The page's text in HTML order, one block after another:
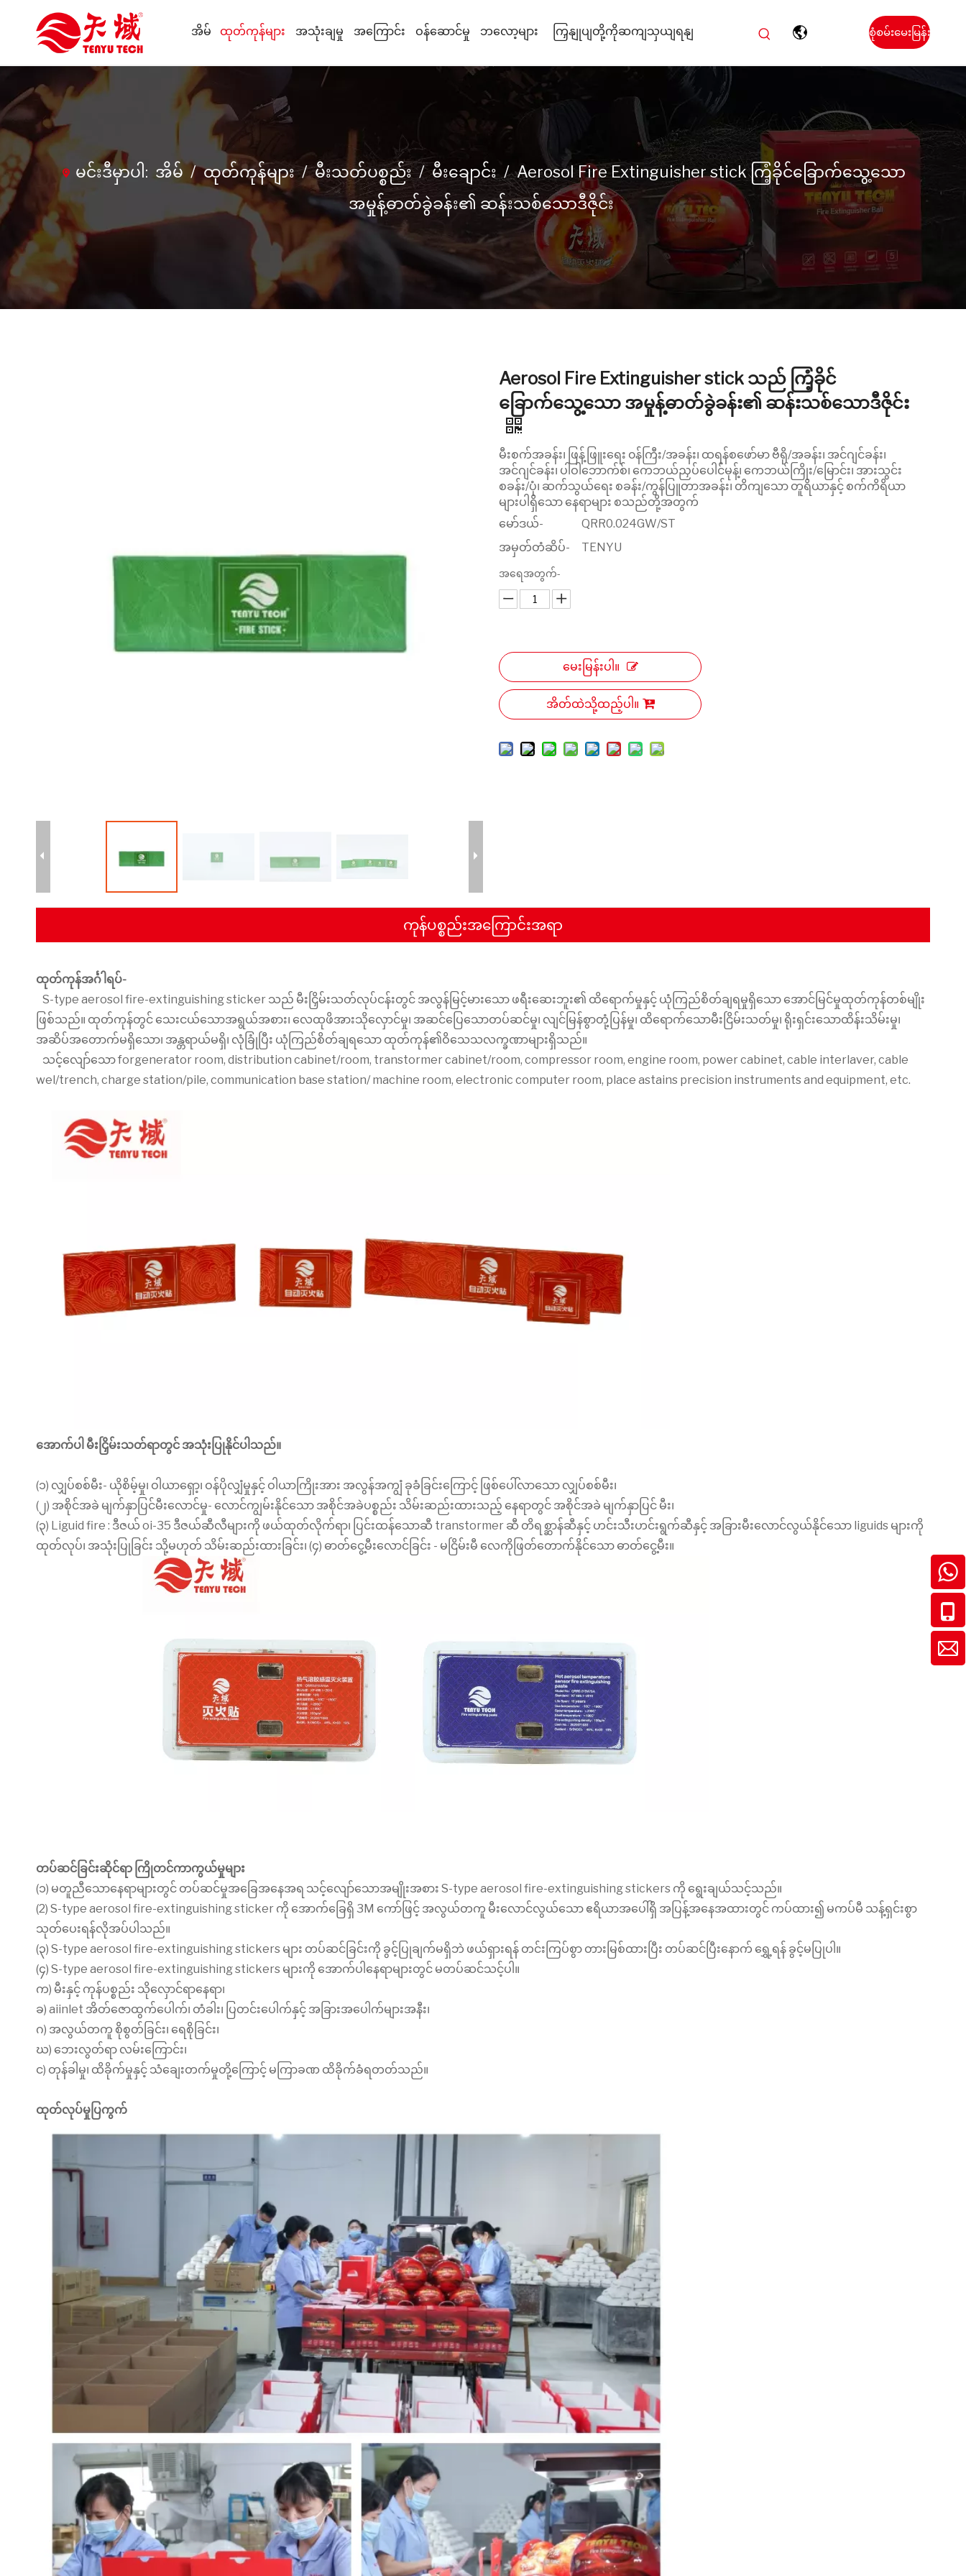
အိမ် ထုတ်ကုန်များ အသုံးချမှု အကြောင်း ဝန်ဆောင်မှု ဘလော့များ ကြှနျုပျတို့ကိုဆကျသှယျရနျ စုံစမ်းမေးမြန်း
မှုတစ်ခု
မင်းဒီမှာပါ: အိမ် /ထုတ်ကုန်များ /မီးသတ်ပစ္စည်း /မီးချောင်း /Aerosol Fire Extinguisher stick ကြံ့ခိုင်ခြောက်သွေ့သော
အမှုန့်ဓာတ်ခွဲခန်း၏ ဆန်းသစ်သောဒီဇိုင်း
Aerosol Fire Extinguisher stick သည် ကြံ့ခိုင်
ခြောက်သွေ့သော အမှုန့်ဓာတ်ခွဲခန်း၏ ဆန်းသစ်သောဒီဇိုင်း
မီးစက်အခန်း၊ ဖြန့်ဖြူးရေး ၀န်ကြီး/အခန်း၊ ထရန်စဖော်မာ ဗီရို/အခန်း၊ အင်ဂျင်ခန်း၊
အင်ဂျင်ခန်း၊ ပါဝါဘောက်စ်၊ ကေဘယ်ညှပ်ပေါင်မုန့်၊ ကေဘယ်ကြိုး/မြောင်း၊ အားသွင်း
စခန်း/ပုံ၊ ဆက်သွယ်ရေး စခန်း/ကွန်ပြူတာအခန်း၊ တိကျသော တူရိယာနှင့် စက်ကိရိယာ
များပါရှိသော နေရာများ စသည်တို့အတွက်
မော်ဒယ်-
QRR0.024GW/ST
အမှတ်တံဆိပ်-
TENYU
အရေအတွက်-
မေးမြန်းပါ။
အိတ်ထဲသို့ထည့်ပါ။
ကုန်ပစ္စည်းအကြောင်းအရာ
ထုတ်ကုန်အင်္ဂါရပ်-
S-type aerosol fire-extinguishing sticker သည် မီးငြှိမ်းသတ်လုပ်ငန်းတွင် အလွန်မြင့်မားသော ဖရီးဆေးဘူး၏ ထိရောက်မှုနှင့် ယုံကြည်စိတ်ချရမှုရှိသော အောင်မြင်မှုထုတ်ကုန်တစ်မျိုး
ဖြစ်သည်။ ထုတ်ကုန်တွင် သေးငယ်သောအရွယ်အစား၊ လေထုဖိအားသိုလှောင်မှု၊ အဆင်ပြေသောတပ်ဆင်မှု၊ လျင်မြန်စွာတုံ့ပြန်မှု၊ ထိရောက်သောမီးငြိမ်းသတ်မှု၊ ရိုးရှင်းသောထိန်းသိမ်းမှု၊
အဆိပ်အတောက်မရှိသော၊ အန္တရာယ်မရှိ၊ လုံခြုံပြီး ယုံကြည်စိတ်ချရသော ထုတ်ကုန်၏ဝိသေသလက္ခဏာများရှိသည်။
သင့်လျော်သော forgenerator room, distribution cabinet/room, transtormer cabinet/room, compressor room, engine room, power cabinet, cable interlaver, cable
wel/trench, charge station/pile, communication base station/ machine room, electronic computer room, place astains precision instruments and equipment, etc.
အောက်ပါ မီးငြှိမ်းသတ်ရာတွင် အသုံးပြုနိုင်ပါသည်။
(၁) လျှပ်စစ်မီး- ယိုစိမ့်မှု၊ ဝါယာရှော့၊ ဝန်ပိုလျှံမှုနှင့် ဝါယာကြိုးအား အလွန်အကျွံ ခုခံခြင်းကြောင့် ဖြစ်ပေါ်လာသော လျှပ်စစ်မီး၊
(၂) အစိုင်အခဲ မျက်နှာပြင်မီးလောင်မှု- လောင်ကျွမ်းနိုင်သော အစိုင်အခဲပစ္စည်း သိမ်းဆည်းထားသည့် နေရာတွင် အစိုင်အခဲ မျက်နှာပြင် မီး၊
(၃) Liguid fire : ဒီဇယ် oi-35 ဒီဇယ်ဆီလီများကို ဖယ်ထုတ်လိုက်ရာ၊ ပြင်းထန်သောဆီ transtormer ဆီ တိရစ္ဆာန်ဆီနှင့် ဟင်းသီးဟင်းရွက်ဆီနှင့် အခြားမီးလောင်လွယ်နိုင်သော liguids များကို
ထုတ်လုပ်၊ အသုံးပြုခြင်း သို့မဟုတ် သိမ်းဆည်းထားခြင်း၊ (၄) ဓာတ်ငွေ့မီးလောင်ခြင်း - မငြိမ်းမီ လေကိုဖြတ်တောက်နိုင်သော ဓာတ်ငွေ့မီး။
တပ်ဆင်ခြင်းဆိုင်ရာ ကြိုတင်ကာကွယ်မှုများ
(၁) မတူညီသောနေရာများတွင် တပ်ဆင်မှုအခြေအနေအရ သင့်လျော်သောအမျိုးအစား S-type aerosol fire-extinguishing stickers ကို ရွေးချယ်သင့်သည်။
(2) S-type aerosol fire-extinguishing sticker ကို အောက်ခြေရှိ 3M ကော်ဖြင့် အလွယ်တကူ မီးလောင်လွယ်သော ဧရိယာအပေါ်ရှိ အပြန့်အနေအထားတွင် ကပ်ထား၍ မကပ်မီ သန့်ရှင်းစွာ
သုတ်ပေးရန်လိုအပ်ပါသည်။
(၃) S-type aerosol fire-extinguishing stickers များ တပ်ဆင်ခြင်းကို ခွင့်ပြုချက်မရှိဘဲ ဖယ်ရှားရန် တင်းကြပ်စွာ တားမြစ်ထားပြီး တပ်ဆင်ပြီးနောက် ရွှေ့ရန် ခွင့်မပြုပါ။
(၄) S-type aerosol fire-extinguishing stickers များကို အောက်ပါနေရာများတွင် မတပ်ဆင်သင့်ပါ။
က) မီးနှင့် ကုန်ပစ္စည်း သိုလှောင်ရာနေရာ၊
ခ) aiinlet အိတ်ဇောထွက်ပေါက်၊ တံခါး၊ ပြတင်းပေါက်နှင့် အခြားအပေါက်များအနီး၊
ဂ) အလွယ်တကူ စိုစွတ်ခြင်း၊ ရေစိုခြင်း၊
ဃ) ဘေးလွတ်ရာ လမ်းကြောင်း၊
င) တုန်ခါမှု၊ ထိခိုက်မှုနှင့် သံချေးတက်မှုတို့ကြောင့် မကြာခဏ ထိခိုက်ခံရတတ်သည်။
ထုတ်လုပ်မှုပြကွက်